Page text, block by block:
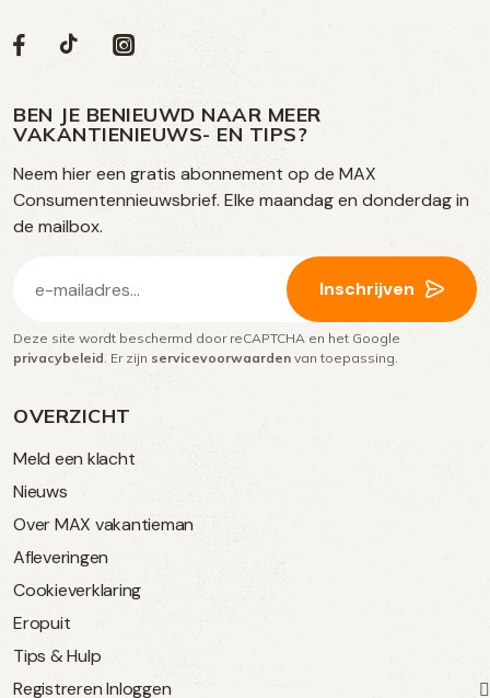
OVERZICHT
Meld een klacht
Nieuws
Over MAX vakantieman
Afleveringen
Cookieverklaring
Eropuit
Tips & Hulp
Registreren Inloggen
Volg
op
social
media
Social
Volg
op
Facebook
Volg
op
TikTok
Volg
op
Instagram
BEN JE BENIEUWD NAAR MEER
VAKANTIENIEUWS- EN TIPS?
Neem hier een gratis abonnement op de MAX
Consumentennieuwsbrief. Elke maandag en donderdag in
de mailbox.
mailadres
(Vereist)
Inschrijven
Deze site wordt beschermd door reCAPTCHA en het Google
privacybeleid . Er zijn servicevoorwaarden van toepassing.